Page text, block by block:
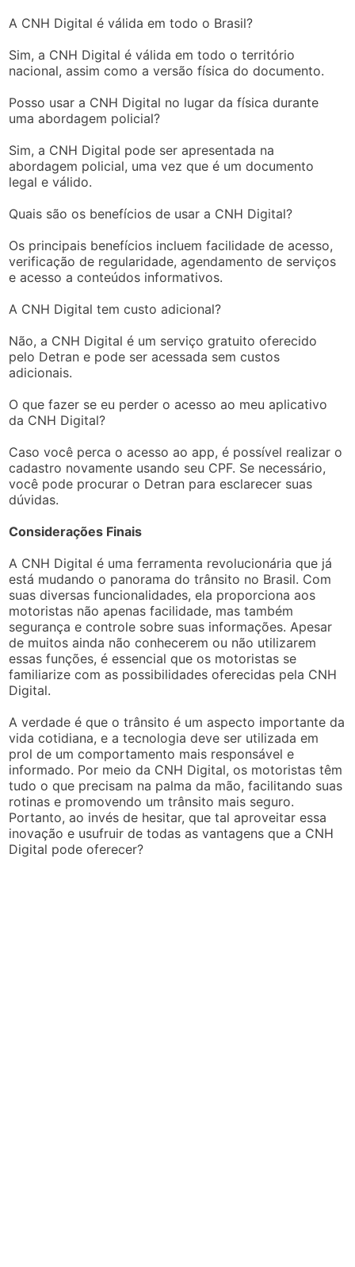
A CNH Digital é válida em todo o Brasil?
Sim, a CNH Digital é válida em todo o território
nacional, assim como a versão física do documento.
Posso usar a CNH Digital no lugar da física durante
uma abordagem policial?
Sim, a CNH Digital pode ser apresentada na
abordagem policial, uma vez que é um documento
legal e válido.
Quais são os benefícios de usar a CNH Digital?
Os principais benefícios incluem facilidade de acesso,
verificação de regularidade, agendamento de serviços
e acesso a conteúdos informativos.
A CNH Digital tem custo adicional?
Não, a CNH Digital é um serviço gratuito oferecido
pelo Detran e pode ser acessada sem custos
adicionais.
O que fazer se eu perder o acesso ao meu aplicativo
da CNH Digital?
Caso você perca o acesso ao app, é possível realizar o
cadastro novamente usando seu CPF. Se necessário,
você pode procurar o Detran para esclarecer suas
dúvidas.
Considerações Finais
A CNH Digital é uma ferramenta revolucionária que já
está mudando o panorama do trânsito no Brasil. Com
suas diversas funcionalidades, ela proporciona aos
motoristas não apenas facilidade, mas também
segurança e controle sobre suas informações. Apesar
de muitos ainda não conhecerem ou não utilizarem
essas funções, é essencial que os motoristas se
familiarize com as possibilidades oferecidas pela CNH
Digital.
A verdade é que o trânsito é um aspecto importante da
vida cotidiana, e a tecnologia deve ser utilizada em
prol de um comportamento mais responsável e
informado. Por meio da CNH Digital, os motoristas têm
tudo o que precisam na palma da mão, facilitando suas
rotinas e promovendo um trânsito mais seguro.
Portanto, ao invés de hesitar, que tal aproveitar essa
inovação e usufruir de todas as vantagens que a CNH
Digital pode oferecer?